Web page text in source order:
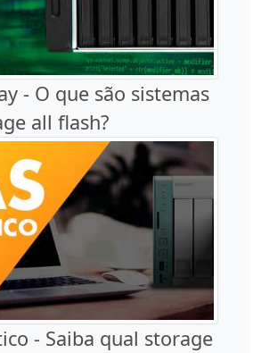
- O que são sistemas
all flash?
- Saiba qual storage